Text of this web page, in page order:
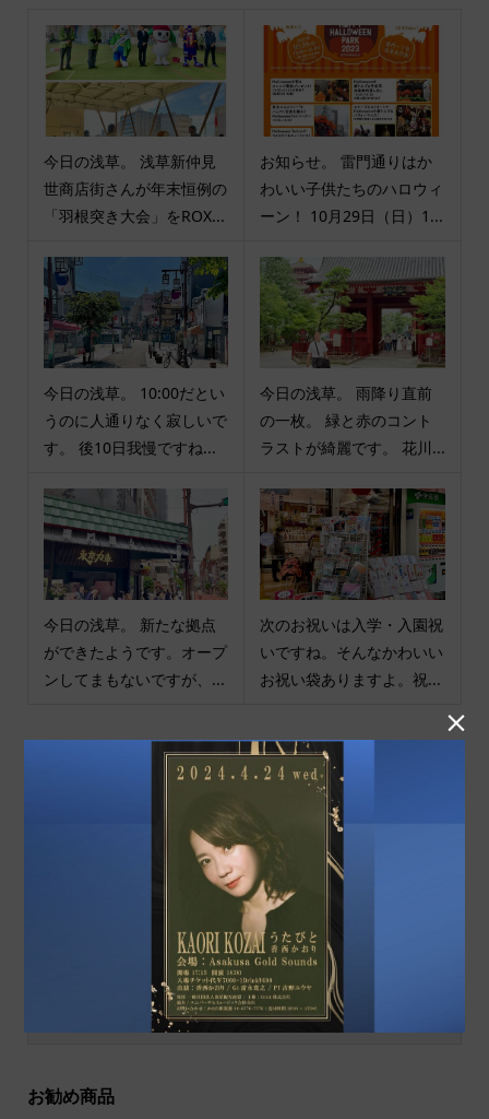
今日の浅草。 浅草新仲見
世商店街さんが年末恒例の
「羽根突き大会」をROX...
お知らせ。 雷門通りはか
わいい子供たちのハロウィ
ーン！ 10月29日（日）1...
今日の浅草。 10:00だとい
うのに人通りなく寂しいで
す。 後10日我慢ですね...
今日の浅草。 雨降り直前
の一枚。 緑と赤のコント
ラストが綺麗です。 花川...
今日の浅草。 新たな拠点
ができたようです。オープ
ンしてまもないですが、...
次のお祝いは入学・入園祝
いですね。そんなかわいい
お祝い袋ありますよ。祝...
お勧め商品
